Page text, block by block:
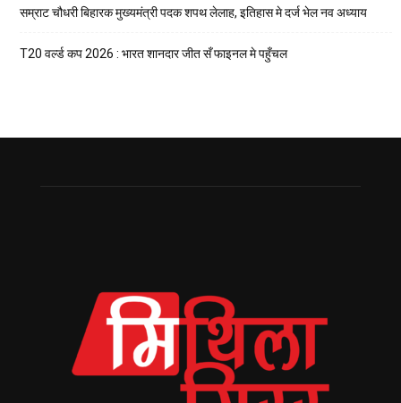
सम्राट चौधरी बिहारक मुख्यमंत्री पदक शपथ लेलाह, इतिहास मे दर्ज भेल नव अध्याय
T20 वर्ल्ड कप 2026 : भारत शानदार जीत सँ फाइनल मे पहुँचल